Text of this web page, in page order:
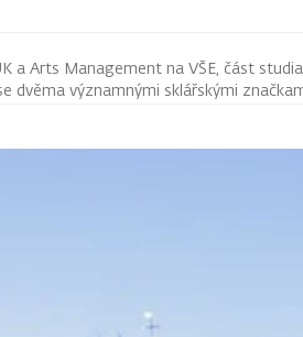
a Arts Management na VŠE, část
dvěma významnými sklářskými